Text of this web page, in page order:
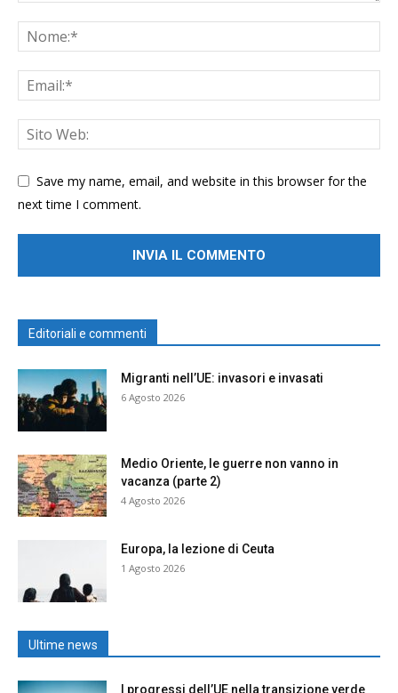
Save my name, email, and website in this browser for the
next time I comment.
Editoriali e commenti
Migranti nell’UE: invasori e invasati
6 Agosto 2026
Medio Oriente, le guerre non vanno in
vacanza (parte 2)
4 Agosto 2026
Europa, la lezione di Ceuta
1 Agosto 2026
Ultime news
I progressi dell’UE nella transizione verde